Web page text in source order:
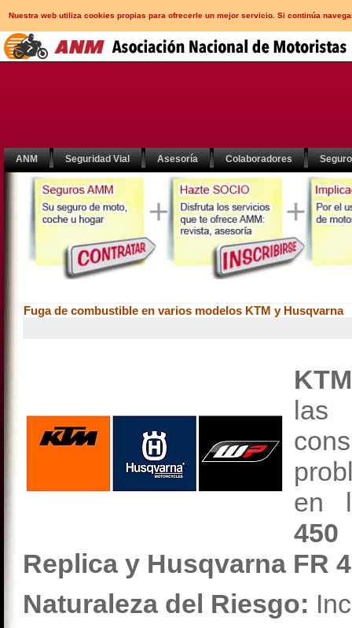
Nuestra web utiliza cookies propias para ofrecerle un mejor servicio. Si continúa
ANM Seguridad Vial Asesoría Colaboradores
Fuga de combustible en varios modelos KTM y Husqvarna
las
en
Replica y Husqvarna FR
Naturaleza del Riesgo: